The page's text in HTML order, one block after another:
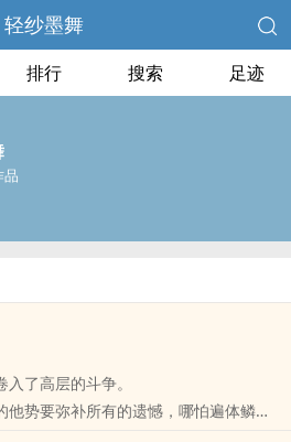
轻纱墨舞
排行 搜索 足迹
品
了高层的斗争。
势要弥补所有的遗憾，哪怕遍体鳞伤